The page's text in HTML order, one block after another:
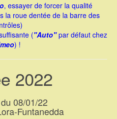
, essayer de forcer la qualité
la roue dentée de la barre des
("Auto"par défaut chez
) !
2022
08/01/22
Funtanedda